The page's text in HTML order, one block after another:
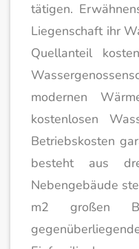
tätigen.
Liegenschaft ihr
Quellanteil
modernen
kostenlosen
Betriebskosten
besteht aus
Nebengebäude
m2 großen